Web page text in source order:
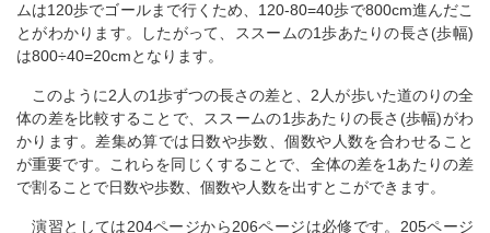
ムは120歩でゴールまで行くため、120-80=40歩で800cm進んだこ
とがわかります。したがって、ススームの1歩あたりの長さ(歩幅)
は800÷40=20cmとなります。
このように2人の1歩ずつの長さの差と、2人が歩いた道のりの全
体の差を比較することで、ススームの1歩あたりの長さ(歩幅)がわ
かります。差集め算では日数や歩数、個数や人数を合わせること
が重要です。これらを同じくすることで、全体の差を1あたりの差
で割ることで日数や歩数、個数や人数を出すとこができます。
演習としては204ページから206ページは必修です。205ページ